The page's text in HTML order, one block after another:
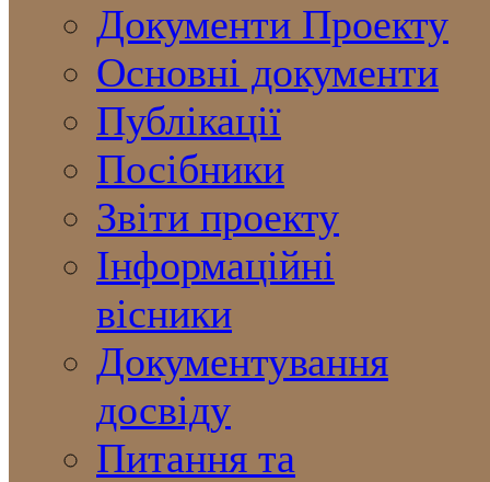
Документи Проекту
Основні документи
Публікації
Посібники
Звіти проекту
Інформаційні
вісники
Документування
досвіду
Питання та